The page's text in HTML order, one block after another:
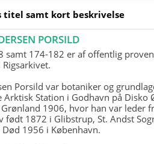
titel samt kort beskrivelse
PORSILD
samt 174-182 er af offentlig
Porsild var botaniker og
Arktisk Station i Godhavn på Disko
1906, hvor han var leder
født 1872 i Glibstrup, St. Andst
1956 i København.